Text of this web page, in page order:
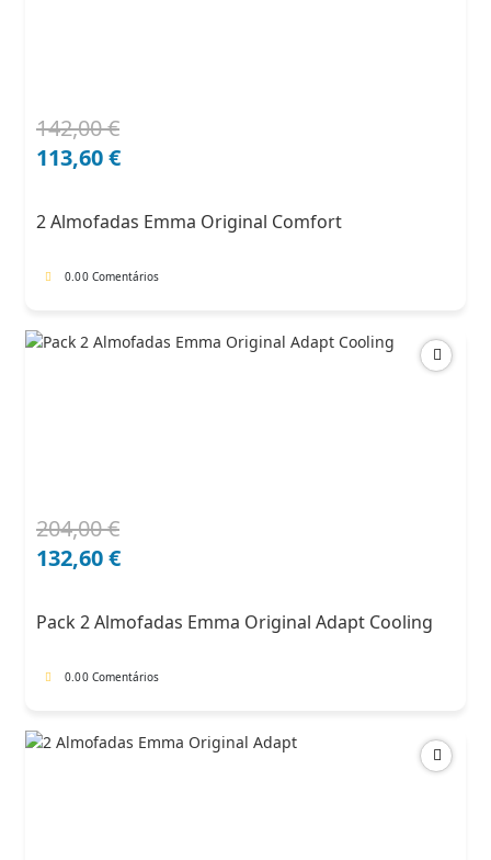
142,00€
O
preço
142,00 €.
113,60€
O
preço
113,60 €.
2 Almofadas Emma Original Comfort
0.00 Comentários
204,00€
O
preço
204,00 €.
132,60€
O
preço
132,60 €.
Pack 2 Almofadas Emma Original Adapt Cooling
0.00 Comentários